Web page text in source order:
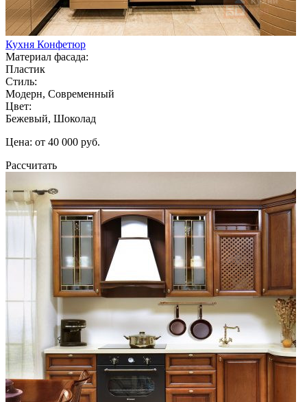
Кухня Конфетюр
Материал фасада:
Пластик
Стиль:
Модерн, Современный
Цвет:
Бежевый, Шоколад
Цена: от 40 000 руб.
Рассчитать